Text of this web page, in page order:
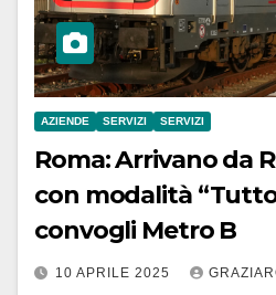
AZIENDE SERVIZI SERVIZI
Roma: Arrivano da
con modalità
convogli Metro B
10 APRILE 2025